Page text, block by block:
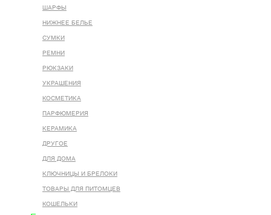
ШАРФЫ
НИЖНЕЕ БЕЛЬЕ
СУМКИ
РЕМНИ
РЮКЗАКИ
УКРАШЕНИЯ
КОСМЕТИКА
ПАРФЮМЕРИЯ
КЕРАМИКА
ДРУГОЕ
ДЛЯ ДОМА
КЛЮЧНИЦЫ И БРЕЛОКИ
ТОВАРЫ ДЛЯ ПИТОМЦЕВ
КОШЕЛЬКИ